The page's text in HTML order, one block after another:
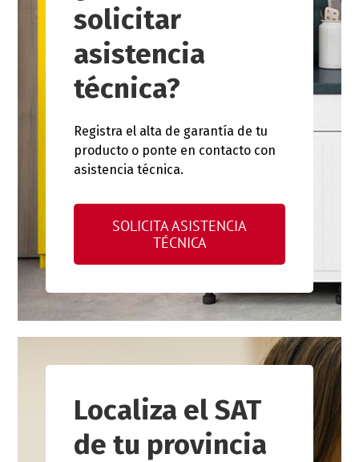
solicitar
asistencia
técnica?
Registra el alta de garantía de tu
producto o ponte en contacto con
asistencia técnica.
SOLICITA ASISTENCIA
TÉCNICA
Localiza el SAT
de tu provincia